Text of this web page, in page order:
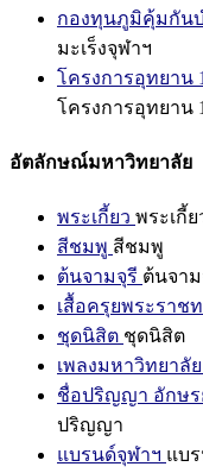
กองทุนภูมิคุ้มกันบ
มะเร็งจุฬาฯ
โครงการอุทยาน
โครงการอุทยาน
อัตลักษณ์มหาวิทยาลัย
พระเกี้ยว พระเกี้ย
สีชมพู สีชมพู
ต้นจามจุรี ต้นจา
เสื้อครุยพระราช
ชุดนิสิต ชุดนิสิต
เพลงมหาวิทยาลัย
ชื่อปริญญา อักษ
ปริญญา
แบรนด์จุฬาฯ แบ